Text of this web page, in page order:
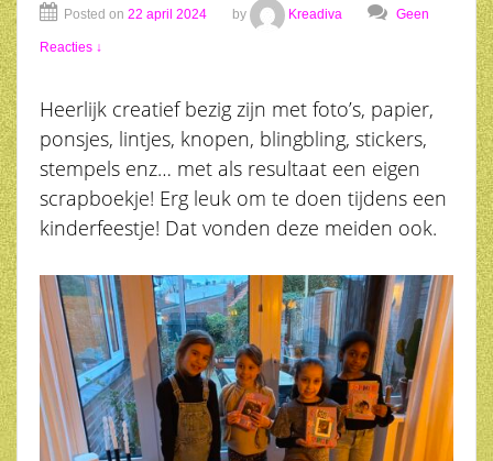
Posted on 22 april 2024 by Kreadiva Geen
Reacties ↓
Heerlijk creatief bezig zijn met foto’s, papier,
ponsjes, lintjes, knopen, blingbling, stickers,
stempels enz… met als resultaat een eigen
scrapboekje! Erg leuk om te doen tijdens een
kinderfeestje! Dat vonden deze meiden ook.